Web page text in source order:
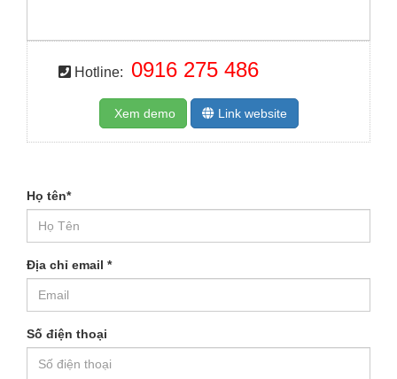
Hotline: 0916 275 486
Xem demo Link website
Họ tên*
Địa chỉ email *
Số điện thoại